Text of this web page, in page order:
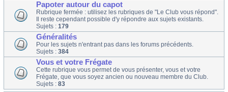
Papoter autour du capot
Rubrique fermée : utilisez les rubriques de "Le Club vous répond".
Il reste cependant possible d'y répondre aux sujets existants.
Sujets : 179
Généralités
Pour les sujets n'entrant pas dans les forums précédents.
Sujets : 384
Vous et votre Frégate
Cette rubrique vous permet de vous présenter, vous et votre
Frégate, que vous soyez ancien ou nouveau membre du Club.
Sujets : 83